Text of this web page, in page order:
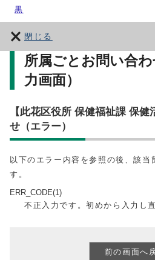
黒
閉じる
所属ごとお問い合
力画面）
【此花区役所 保健福祉課 保
せ（エラー）
以下のエラー内容を参照の後、該当
す。
ERR_CODE(1)
不正入力です。初めから入力し